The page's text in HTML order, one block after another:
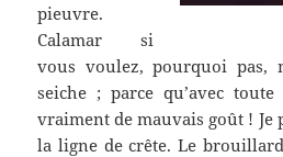
pieuvre.
Calamar si
vous voulez, pourquoi pas,
seiche ; parce qu’avec
vraiment de mauvais goût ! Je
la ligne de crête. Le